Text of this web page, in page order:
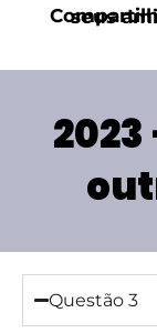
Compartilhe com
2023
Questão 3